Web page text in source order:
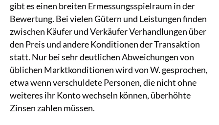
gibt es einen breiten Ermessungsspielraum in der
Bewertung. Bei vielen Gütern und Leistungen finden
zwischen Käufer und Verkäufer Verhandlungen über
den Preis und andere Konditionen der Transaktion
statt. Nur bei sehr deutlichen Abweichungen von
üblichen Marktkonditionen wird von W. gesprochen,
etwa wenn verschuldete Personen, die nicht ohne
weiteres ihr Konto wechseln können, überhöhte
Zinsen zahlen müssen.